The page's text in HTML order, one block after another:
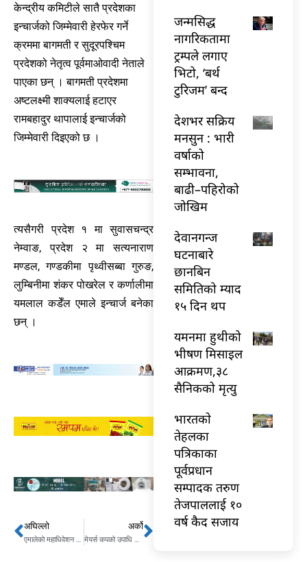
केन्द्रीय कमिटीले सातै प्रदेशका
इन्चार्जको जिम्मेवारी हेरफेर गर्ने
क्रममा बागमती र सुदूरपश्चिम
प्रदेशको नेतृत्व पूर्वमाओवादी नेताले
पाएका छन् । बागमती प्रदेशमा
अष्टलक्ष्मी शाक्यलाई हटाएर
रामबहादुर थापालाई इन्चार्जको
जिम्मेवारी दिइएको छ ।
त्यसैगरी प्रदेश १ मा सुवासचन्द्र
नेम्वाङ, प्रदेश २ मा सत्यनाराण
मण्डल, गण्डकीमा पृथ्वीसब्बा गुरुङ,
लुम्बिनीमा शंकर पोखरेल र कर्णालीमा
यमलाल कडेँल एमाले इन्चार्ज बनेका
छन् ।
Prev
अघिल्लो अर्कोNext
जन्मसिद्ध
नागरिकतामा
ट्रम्पले लगाए
भिटो, ‘बर्थ
टुरिजम’ बन्द
देशभर सक्रिय
मनसुन : भारी
वर्षाको
सम्भावना,
बाढी–पहिरोको
जोखिम
देवानगन्ज
घटनाबारे
छानबिन
समितिको म्याद
१५ दिन थप
यमनमा हुथीको
भीषण मिसाइल
आक्रमण,३८
सैनिकको मृत्यु
भारतकाे
तेहलका
पत्रिकाका
पूर्वप्रधान
सम्पादक तरुण
तेजपाललाई १०
वर्ष कैद सजाय